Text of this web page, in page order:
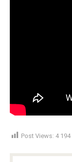
Post Views: 4 194